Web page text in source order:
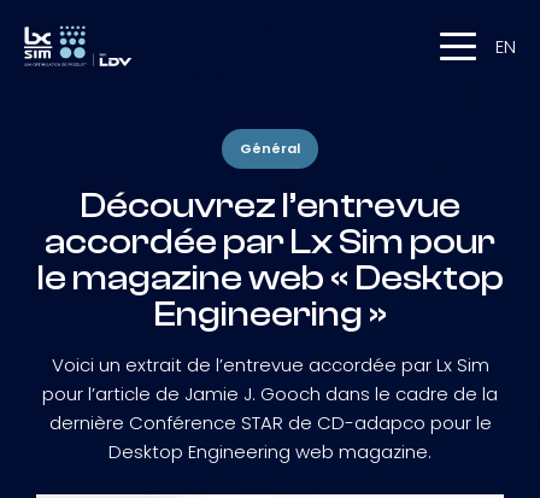
EN
Général
Découvrez l’entrevue
accordée par Lx Sim pour
le magazine web « Desktop
Engineering »
Voici un extrait de l’entrevue accordée par Lx Sim
pour l’article de Jamie J. Gooch dans le cadre de la
dernière Conférence STAR de CD-adapco pour le
Desktop Engineering web magazine.